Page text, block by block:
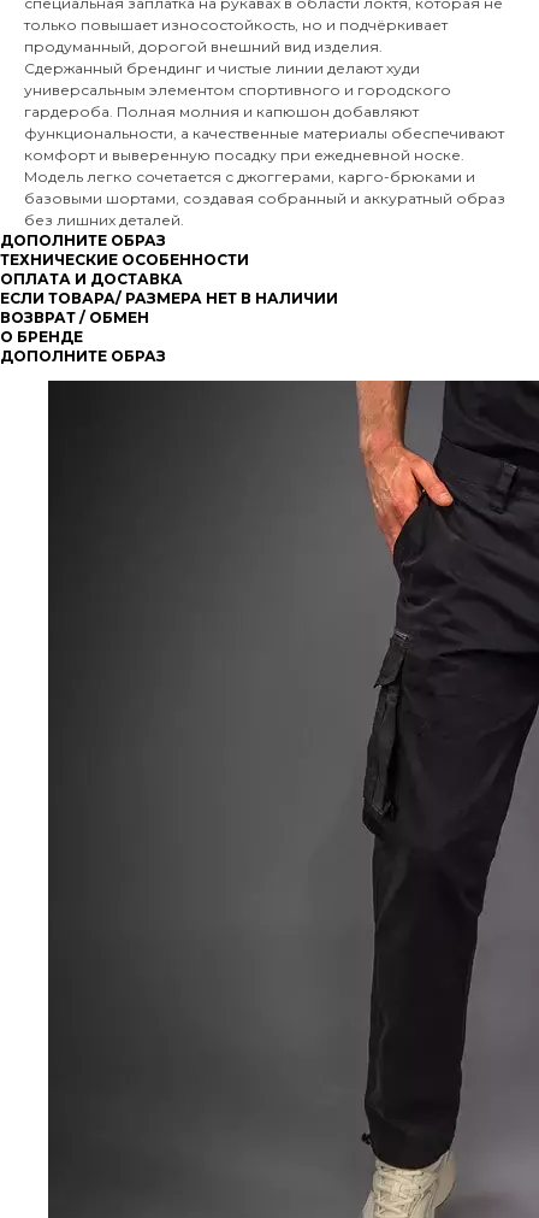
только повышает износостойкость, но и подчёркивает
продуманный, дорогой внешний вид изделия.
Сдержанный брендинг и чистые линии делают худи
универсальным элементом спортивного и городского
гардероба. Полная молния и капюшон добавляют
функциональности, а качественные материалы обеспечивают
комфорт и выверенную посадку при ежедневной носке.
Модель легко сочетается с джоггерами, карго-брюками и
базовыми шортами, создавая собранный и аккуратный образ
без лишних деталей.
ДОПОЛНИТЕ ОБРАЗ
ТЕХНИЧЕСКИЕ ОСОБЕННОСТИ
ОПЛАТА И ДОСТАВКА
ЕСЛИ ТОВАРА/ РАЗМЕРА НЕТ В НАЛИЧИИ
ВОЗВРАТ / ОБМЕН
О БРЕНДЕ
ДОПОЛНИТЕ ОБРАЗ